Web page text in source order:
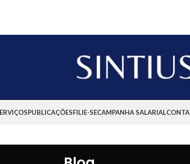
PUBLICAÇÕESFILIE-SECAMPANHA SALARIAL